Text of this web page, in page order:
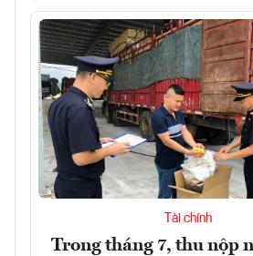
Tài chính
Trong tháng 7, thu nộp